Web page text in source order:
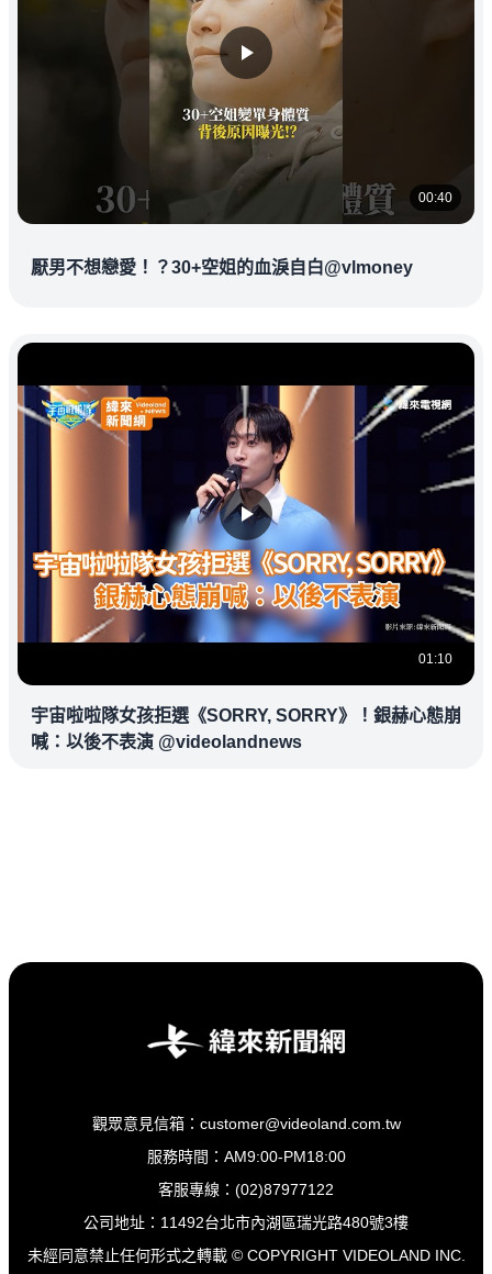
00:40
厭男不想戀愛！？30+空姐的血淚自白@vlmoney
01:10
宇宙啦啦隊女孩拒選《SORRY, SORRY》！銀赫心態崩
喊：以後不表演 @videolandnews
觀眾意見信箱：customer@videoland.com.tw
服務時間：AM9:00-PM18:00
客服專線：(02)87977122
公司地址：11492台北市內湖區瑞光路480號3樓
未經同意禁止任何形式之轉載 © COPYRIGHT VIDEOLAND INC.